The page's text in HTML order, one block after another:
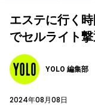
エステに行く
でセルライト撃
YOLO 編集部
2024年08月08日